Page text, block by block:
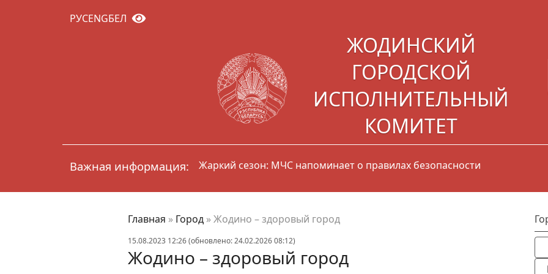
РУСENGБЕЛ
ЖОДИНСКИЙ
ГОРОДСКОЙ
ИСПОЛНИТЕЛЬНЫЙ
КОМИТЕТ
Важная информация: Жаркий сезон: МЧС напоминает о правилах безопасности
Главная » Город »Жодино – здоровый город
15.08.2023 12:26 (обновлено: 24.02.2026 08:12)
Жодино – здоровый город